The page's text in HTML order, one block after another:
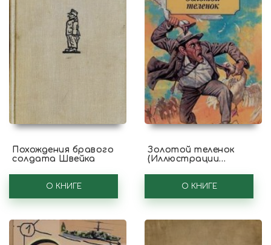
Похождения бравого
солдата Швейка
О КНИГЕ
Золотой теленок
(Иллюстрации
О КНИГЕ